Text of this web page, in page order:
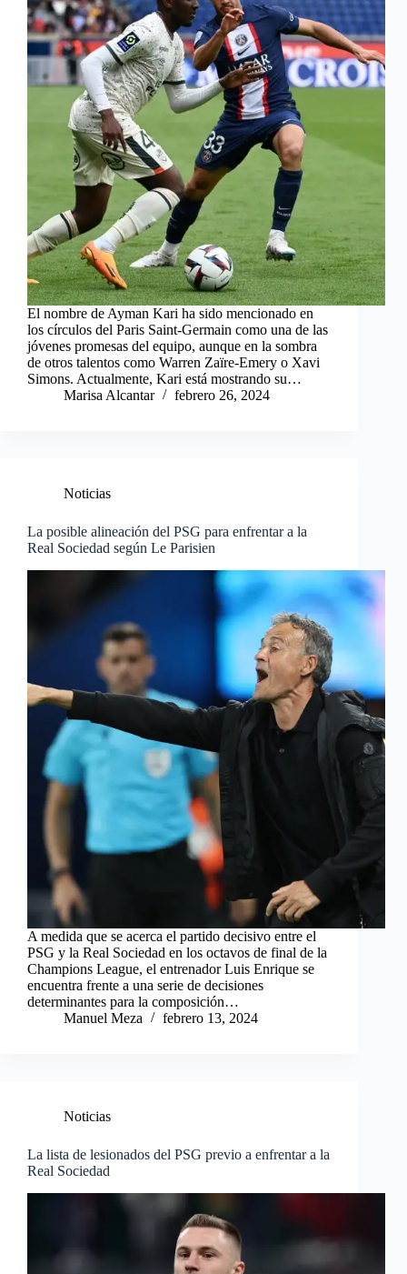
El nombre de Ayman Kari ha sido mencionado en
los círculos del Paris Saint-Germain como una de las
jóvenes promesas del equipo, aunque en la sombra
de otros talentos como Warren Zaïre-Emery o Xavi
Simons. Actualmente, Kari está mostrando su…
Marisa Alcantar
febrero 26, 2024
Noticias
La posible alineación del PSG para enfrentar a la
Real Sociedad según Le Parisien
A medida que se acerca el partido decisivo entre el
PSG y la Real Sociedad en los octavos de final de la
Champions League, el entrenador Luis Enrique se
encuentra frente a una serie de decisiones
determinantes para la composición…
Manuel Meza
febrero 13, 2024
Noticias
La lista de lesionados del PSG previo a enfrentar a la
Real Sociedad